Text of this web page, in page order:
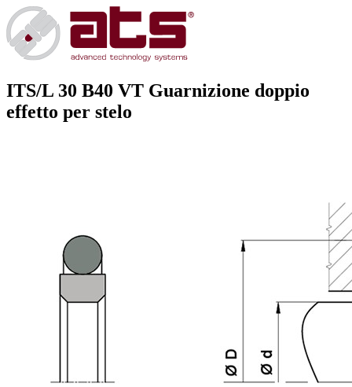
ITS/L 30 B40 VT Guarnizione doppio
effetto per stelo